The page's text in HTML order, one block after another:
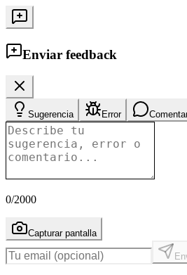
Enviar feedback
Sugerencia Error
0/2000
Capturar pantalla